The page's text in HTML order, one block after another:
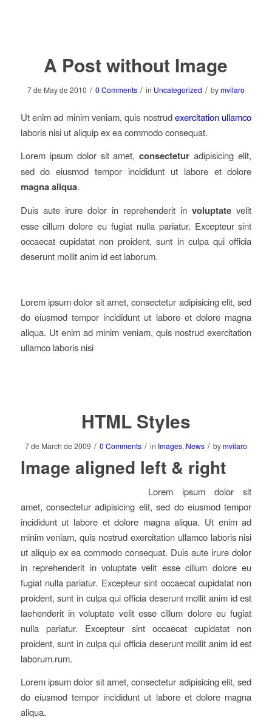
A Post without Image
7 de May de 2010 / 0 Comments / in Uncategorized / bymvilaro
Ut enim ad minim veniam, quis nostrudexercitation ullamco
laboris nisi ut aliquip ex ea commodo consequat.
Lorem ipsum dolor sit amet,consectetur adipisicing elit,
sed do eiusmod tempor incididunt ut labore et dolore
magna aliqua.
Duis aute irure dolor in reprehenderit involuptate velit
esse cillum dolore eu fugiat nulla pariatur. Excepteur sint
occaecat cupidatat non proident, sunt in culpa qui officia
deserunt mollit anim id est laborum.
Lorem ipsum dolor sit amet, consectetur adipisicing elit, sed
do eiusmod tempor incididunt ut labore et dolore magna
aliqua. Ut enim ad minim veniam, quis nostrud exercitation
ullamco laboris nisi
HTML Styles
7 de March de 2009 / 0 Comments / in Images, News / bymvilaro
Image aligned left & right
Lorem ipsum dolor sit
amet, consectetur adipisicing elit, sed do eiusmod tempor
incididunt ut labore et dolore magna aliqua. Ut enim ad
minim veniam, quis nostrud exercitation ullamco laboris nisi
ut aliquip ex ea commodo consequat. Duis aute irure dolor
in reprehenderit in voluptate velit esse cillum dolore eu
fugiat nulla pariatur. Excepteur sint occaecat cupidatat non
proident, sunt in culpa qui officia deserunt mollit anim id est
laehenderit in voluptate velit esse cillum dolore eu fugiat
nulla pariatur. Excepteur sint occaecat cupidatat non
proident, sunt in culpa qui officia deserunt mollit anim id est
laborum.rum.
Lorem ipsum dolor sit amet, consectetur adipisicing elit, sed
do eiusmod tempor incididunt ut labore et dolore magna
aliqua.